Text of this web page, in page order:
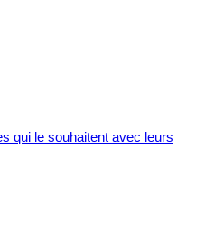
qui le souhaitent avec leurs